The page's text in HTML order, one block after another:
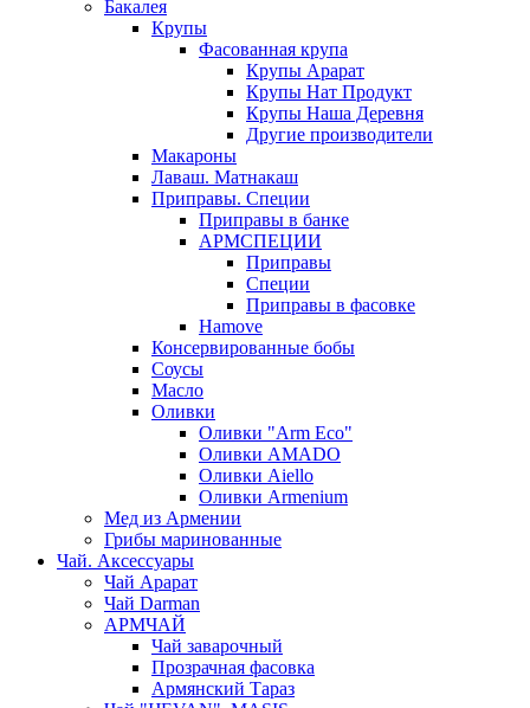
Бакалея
Крупы
Фасованная крупа
Крупы Арарат
Крупы Нат Продукт
Крупы Наша Деревня
Другие производители
Макароны
Лаваш. Матнакаш
Приправы. Специи
Приправы в банке
АРМСПЕЦИИ
Приправы
Специи
Приправы в фасовке
Hamove
Консервированные бобы
Соусы
Масло
Оливки
Оливки "Arm Eco"
Оливки AMADO
Оливки Aiello
Оливки Armenium
Мед из Армении
Грибы маринованные
Чай. Аксессуары
Чай Арарат
Чай Darman
АРМЧАЙ
Чай заварочный
Прозрачная фасовка
Армянский Тараз